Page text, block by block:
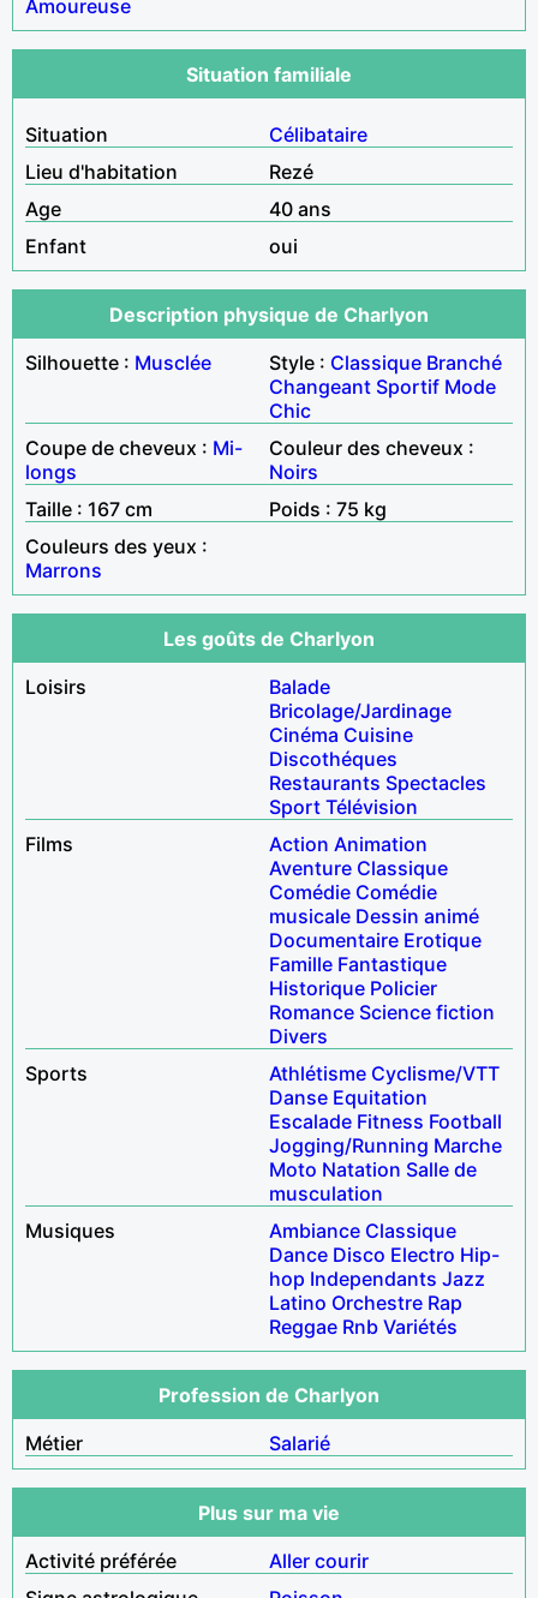
Amoureuse
Situation familiale
Situation
Célibataire
Lieu d'habitation
Rezé
Age
40 ans
Enfant
oui
Description physique de Charlyon
Silhouette : Musclée Style : Classique Branché
Changeant Sportif Mode
Chic
Coupe de cheveux : Mi-
longs
Couleur des cheveux :
Noirs
Taille : 167 cm
Poids : 75 kg
Couleurs des yeux :
Marrons
Les goûts de Charlyon
Loisirs
Balade
Bricolage/Jardinage
Cinéma Cuisine
Discothéques
Restaurants Spectacles
Sport Télévision
Films
Action Animation
Aventure Classique
Comédie Comédie
musicale Dessin animé
Documentaire Erotique
Famille Fantastique
Historique Policier
Romance Science fiction
Divers
Sports
Athlétisme Cyclisme/VTT
Danse Equitation
Escalade Fitness Football
Jogging/Running Marche
Moto Natation Salle de
musculation
Musiques
Ambiance Classique
Dance Disco Electro Hip-
hop Independants Jazz
Latino Orchestre Rap
Reggae Rnb Variétés
Profession de Charlyon
Métier
Salarié
Plus sur ma vie
Activité préférée
Aller courir